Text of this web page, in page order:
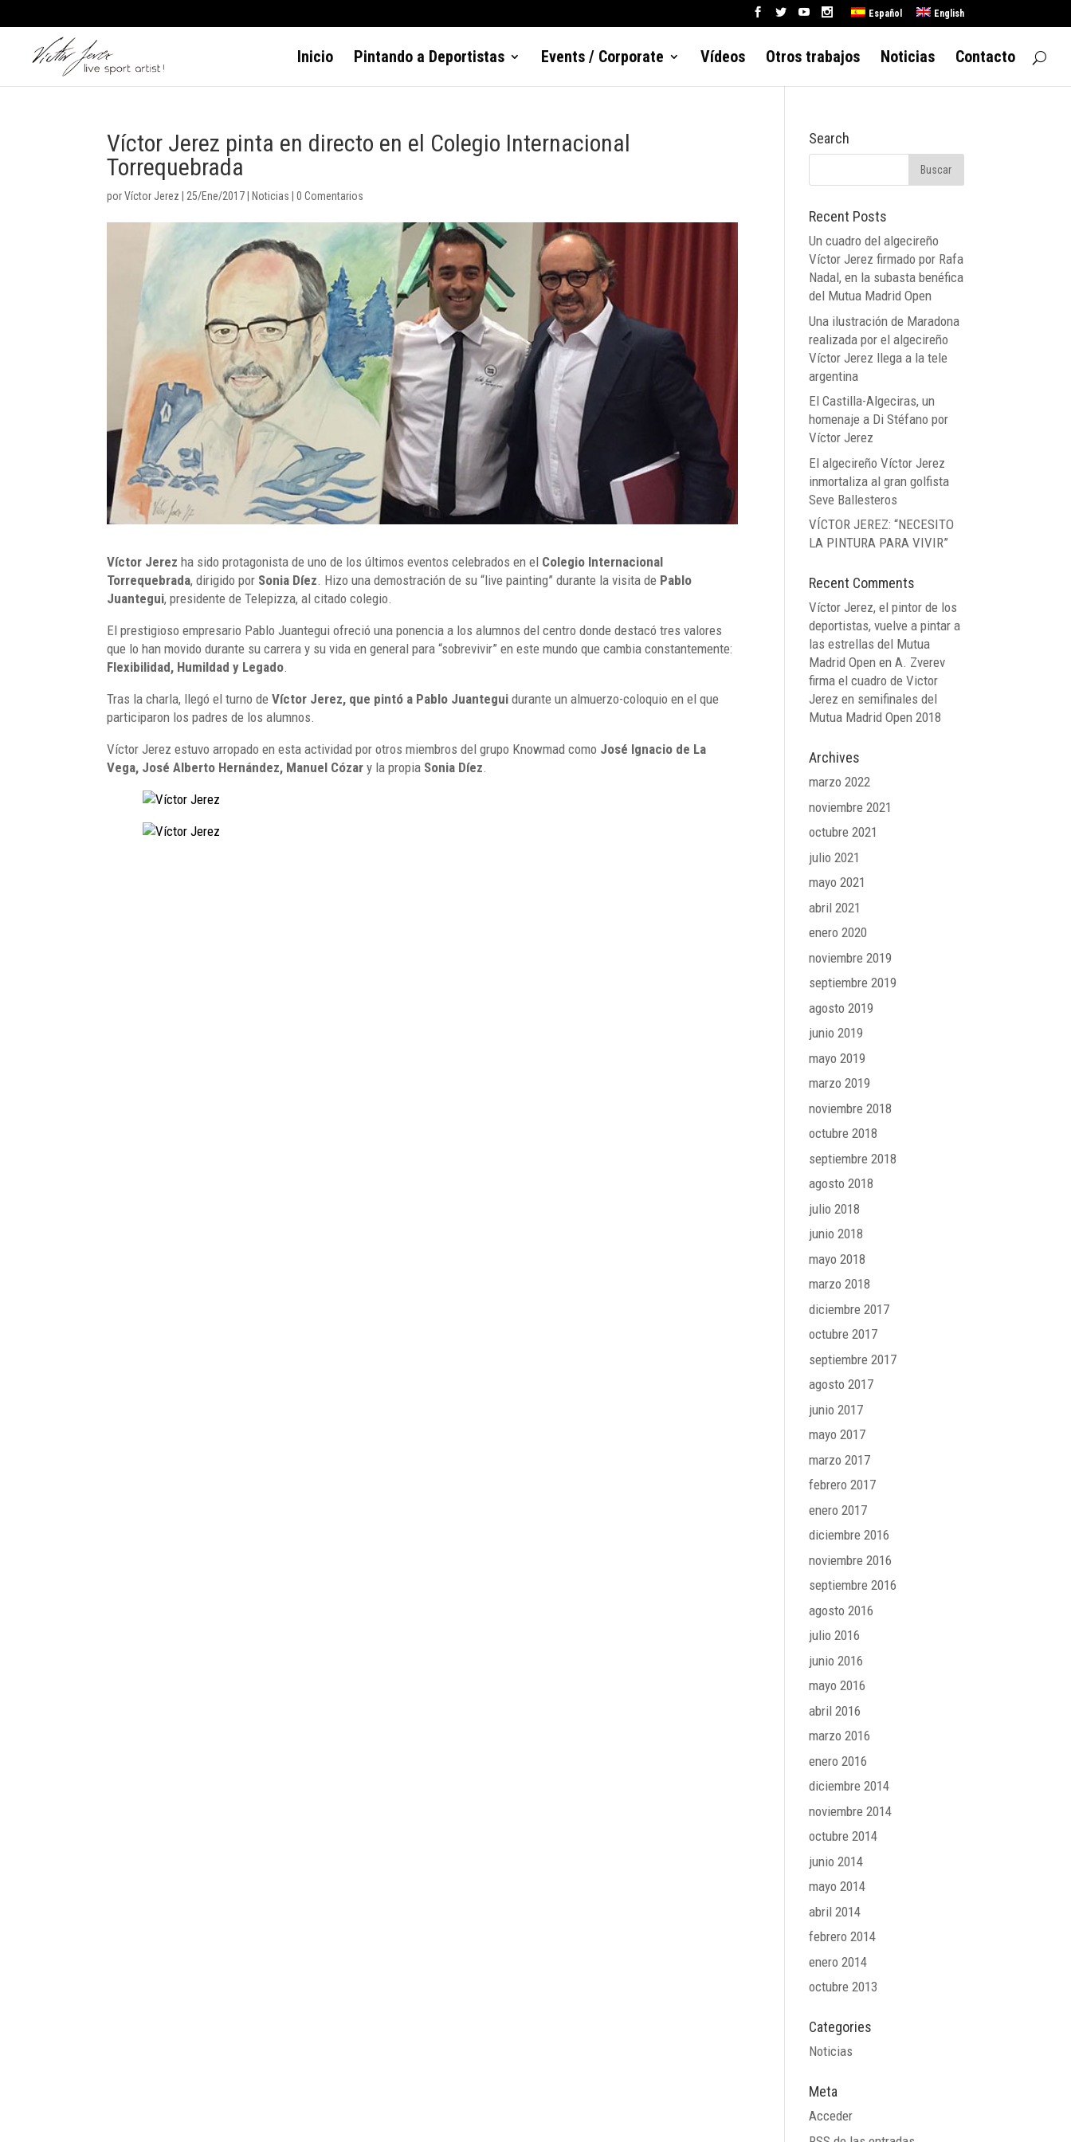
Español English
Inicio Pintando a Deportistas Events / Corporate Vídeos Otros trabajos Noticias Contacto
Víctor Jerez pinta en directo en el Colegio Internacional
Torrequebrada
porVíctor Jerez 25/Ene/2017 Noticias |0 Comentarios
Víctor Jerez ha sido protagonista de uno de los últimos eventos celebrados en el Colegio Internacional
Torrequebrada, dirigido por Sonia Díez . Hizo una demostración de su “live painting” durante la visita de Pablo
Juantegui, presidente de Telepizza, al citado colegio.
El prestigioso empresario Pablo Juantegui ofreció una ponencia a los alumnos del centro donde destacó tres valores
que lo han movido durante su carrera y su vida en general para “sobrevivir” en este mundo que cambia constantemente:
Flexibilidad, Humildad y Legado
Tras la charla, llegó el turno deVíctor Jerez, que pintó a Pablo Juantegui durante un almuerzo-coloquio en el que
participaron los padres de los alumnos.
Víctor Jerez estuvo arropado en esta actividad por otros miembros del grupo Knowmad como José Ignacio de La
Vega, José Alberto Hernández, Manuel Cózar y la propia Sonia Díez
Search
Recent Posts
Un cuadro del algecireño
Víctor Jerez firmado por Rafa
Nadal, en la subasta benéfica
del Mutua Madrid Open
Una ilustración de Maradona
realizada por el algecireño
Víctor Jerez llega a la tele
argentina
El Castilla-Algeciras, un
homenaje a Di Stéfano por
Víctor Jerez
El algecireño Víctor Jerez
inmortaliza al gran golfista
Seve Ballesteros
VÍCTOR JEREZ: “NECESITO
LA PINTURA PARA VIVIR”
Recent Comments
Víctor Jerez, el pintor de los
deportistas, vuelve a pintar a
las estrellas del Mutua
Madrid Open enA. Zverev
firma el cuadro de Victor
Jerez en semifinales del
Mutua Madrid Open 2018
Archives
marzo 2022
noviembre 2021
octubre 2021
julio 2021
mayo 2021
abril 2021
enero 2020
noviembre 2019
septiembre 2019
agosto 2019
junio 2019
mayo 2019
marzo 2019
noviembre 2018
octubre 2018
septiembre 2018
agosto 2018
julio 2018
junio 2018
mayo 2018
marzo 2018
diciembre 2017
octubre 2017
septiembre 2017
agosto 2017
junio 2017
mayo 2017
marzo 2017
febrero 2017
enero 2017
diciembre 2016
noviembre 2016
septiembre 2016
agosto 2016
julio 2016
junio 2016
mayo 2016
abril 2016
marzo 2016
enero 2016
diciembre 2014
noviembre 2014
octubre 2014
junio 2014
mayo 2014
abril 2014
febrero 2014
enero 2014
octubre 2013
Categories
Noticias
Meta
Acceder